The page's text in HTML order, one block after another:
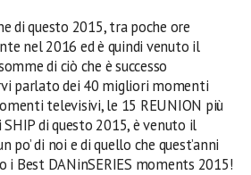
di questo 2015, tra poche ore
nel 2016 ed è quindi venuto il
di ciò che è successo
parlato dei 40 migliori momenti
televisivi, le 15 REUNION più
di questo 2015, è venuto il
di noi e di quello che quest’anni
i Best DANinSERIES moments 2015!